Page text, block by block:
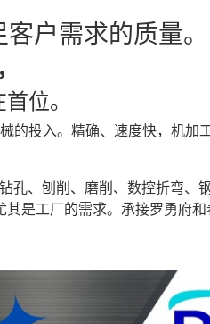
户需求的质量。
位。
的投入。精确、速度快，机加
孔、刨削、磨削、数控折弯、
是工厂的需求。承接罗勇府和